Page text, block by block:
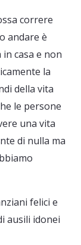
correre
andare è
casa e non
la
della vita
le persone
una vita
di nulla ma
felici e
ausili idonei